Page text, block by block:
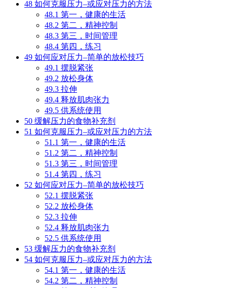
48 如何克服压力–或应对压力的方法
48.1 第一，健康的生活
48.2 第二，精神控制
48.3 第三，时间管理
48.4 第四，练习
49 如何应对压力–简单的放松技巧
49.1 摆脱紧张
49.2 放松身体
49.3 拉伸
49.4 释放肌肉张力
49.5 供系统使用
50 缓解压力的食物补充剂
51 如何克服压力–或应对压力的方法
51.1 第一，健康的生活
51.2 第二，精神控制
51.3 第三，时间管理
51.4 第四，练习
52 如何应对压力–简单的放松技巧
52.1 摆脱紧张
52.2 放松身体
52.3 拉伸
52.4 释放肌肉张力
52.5 供系统使用
53 缓解压力的食物补充剂
54 如何克服压力–或应对压力的方法
54.1 第一，健康的生活
54.2 第二，精神控制